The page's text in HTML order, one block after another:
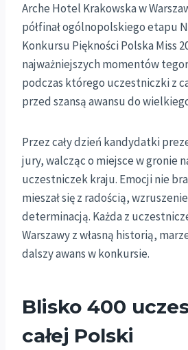
Arche Hotel Krakowska w
półfinał ogólnopolskiego etapu
Konkursu Piękności Polska Miss
najważniejszych momentów
podczas którego uczestniczki z
przed szansą awansu do
Przez cały dzień kandydatki
jury, walcząc o miejsce w gronie
uczestniczek kraju. Emocji nie
mieszał się z radością,
determinacją. Każda z
Warszawy z własną historią,
dalszy awans w konkursie.
Blisko 400
całej Polski